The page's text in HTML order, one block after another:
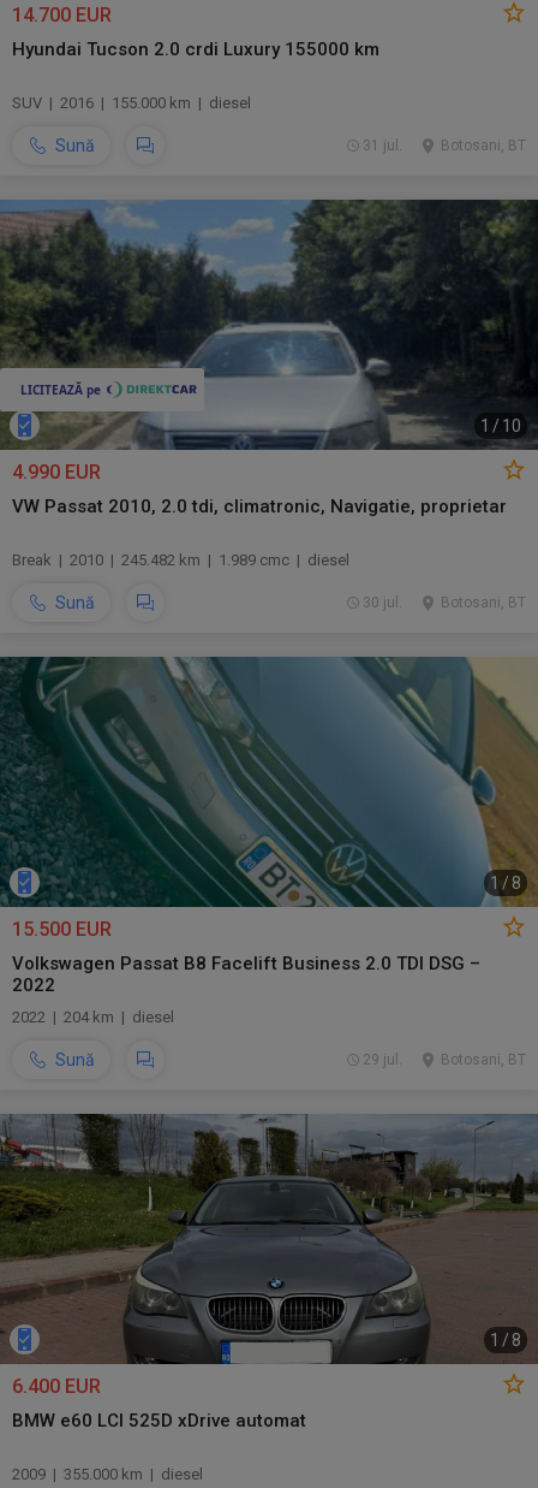
14.700 EUR
Hyundai Tucson 2.0 crdi Luxury 155000 km
SUV | 2016 | 155.000 km | diesel
Sună Botosani, BT
31 jul.
1 / 10
4.990 EUR
VW Passat 2010, 2.0 tdi, climatronic, Navigatie, proprietar
Break | 2010 | 245.482 km | 1.989 cmc | diesel
Sună Botosani, BT
30 jul.
1 / 8
15.500 EUR
Volkswagen Passat B8 Facelift Business 2.0 TDI DSG –
2022
2022 | 204 km | diesel
Sună Botosani, BT
29 jul.
1 / 8
6.400 EUR
BMW e60 LCI 525D xDrive automat
2009 | 355.000 km | diesel